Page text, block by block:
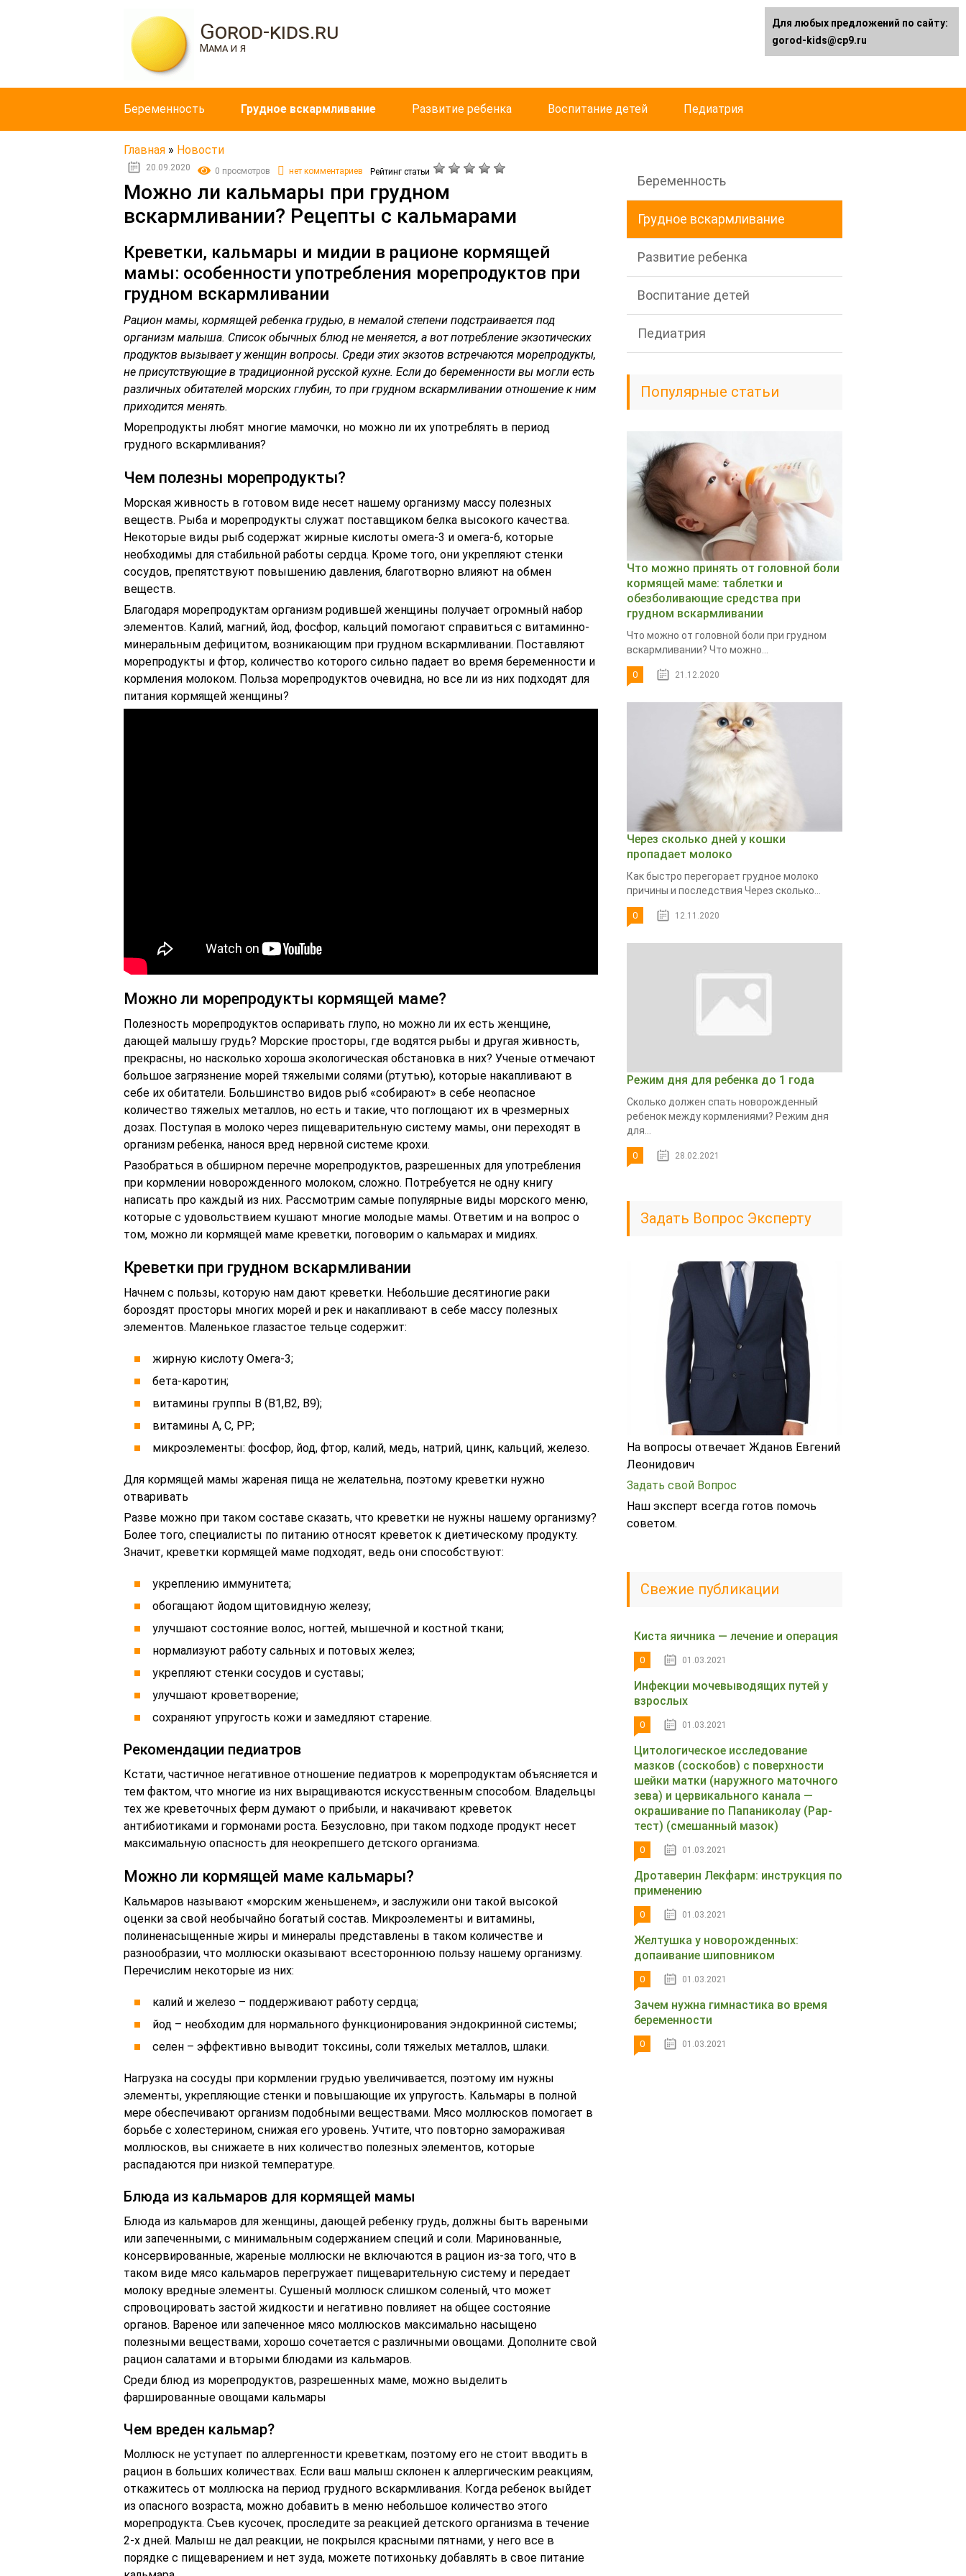
Gorod-kids.ru
Мама и я
Беременность Грудное вскармливание Развитие ребенка Воспитание детей Педиатрия
Главная » Новости
20.09.2020 0 просмотров нет комментариев Рейтинг статьи
Можно ли кальмары при грудном
вскармливании? Рецепты с кальмарами
Креветки, кальмары и мидии в рационе кормящей
мамы: особенности употребления морепродуктов при
грудном вскармливании
Рацион мамы, кормящей ребенка грудью, в немалой степени подстраивается под
организм малыша. Список обычных блюд не меняется, а вот потребление экзотических
продуктов вызывает у женщин вопросы. Среди этих экзотов встречаются морепродукты,
не присутствующие в традиционной русской кухне. Если до беременности вы могли есть
различных обитателей морских глубин, то при грудном вскармливании отношение к ним
приходится менять.
Морепродукты любят многие мамочки, но можно ли их употреблять в период
грудного вскармливания?
Чем полезны морепродукты?
Морская живность в готовом виде несет нашему организму массу полезных
веществ. Рыба и морепродукты служат поставщиком белка высокого качества.
Некоторые виды рыб содержат жирные кислоты омега-3 и омега-6, которые
необходимы для стабильной работы сердца. Кроме того, они укрепляют стенки
сосудов, препятствуют повышению давления, благотворно влияют на обмен
веществ.
Благодаря морепродуктам организм родившей женщины получает огромный набор
элементов. Калий, магний, йод, фосфор, кальций помогают справиться с витаминно-
минеральным дефицитом, возникающим при грудном вскармливании. Поставляют
морепродукты и фтор, количество которого сильно падает во время беременности и
кормления молоком. Польза морепродуктов очевидна, но все ли из них подходят для
питания кормящей женщины?
Можно ли морепродукты кормящей маме?
Полезность морепродуктов оспаривать глупо, но можно ли их есть женщине,
дающей малышу грудь? Морские просторы, где водятся рыбы и другая живность,
прекрасны, но насколько хороша экологическая обстановка в них? Ученые отмечают
большое загрязнение морей тяжелыми солями (ртутью), которые накапливают в
себе их обитатели. Большинство видов рыб «собирают» в себе неопасное
количество тяжелых металлов, но есть и такие, что поглощают их в чрезмерных
дозах. Поступая в молоко через пищеварительную систему мамы, они переходят в
организм ребенка, нанося вред нервной системе крохи.
Разобраться в обширном перечне морепродуктов, разрешенных для употребления
при кормлении новорожденного молоком, сложно. Потребуется не одну книгу
написать про каждый из них. Рассмотрим самые популярные виды морского меню,
которые с удовольствием кушают многие молодые мамы. Ответим и на вопрос о
том, можно ли кормящей маме креветки, поговорим о кальмарах и мидиях.
Креветки при грудном вскармливании
Начнем с пользы, которую нам дают креветки. Небольшие десятиногие раки
бороздят просторы многих морей и рек и накапливают в себе массу полезных
элементов. Маленькое глазастое тельце содержит:
жирную кислоту Омега-3;
бета-каротин;
витамины группы В (В1,В2, В9);
витамины А, С, РР;
микроэлементы: фосфор, йод, фтор, калий, медь, натрий, цинк, кальций, железо.
Для кормящей мамы жареная пища не желательна, поэтому креветки нужно
отваривать
Разве можно при таком составе сказать, что креветки не нужны нашему организму?
Более того, специалисты по питанию относят креветок к диетическому продукту.
Значит, креветки кормящей маме подходят, ведь они способствуют:
укреплению иммунитета;
обогащают йодом щитовидную железу;
улучшают состояние волос, ногтей, мышечной и костной ткани;
нормализуют работу сальных и потовых желез;
укрепляют стенки сосудов и суставы;
улучшают кроветворение;
сохраняют упругость кожи и замедляют старение.
Рекомендации педиатров
Кстати, частичное негативное отношение педиатров к морепродуктам объясняется и
тем фактом, что многие из них выращиваются искусственным способом. Владельцы
тех же креветочных ферм думают о прибыли, и накачивают креветок
антибиотиками и гормонами роста. Безусловно, при таком подходе продукт несет
максимальную опасность для неокрепшего детского организма.
Можно ли кормящей маме кальмары?
Кальмаров называют «морским женьшенем», и заслужили они такой высокой
оценки за свой необычайно богатый состав. Микроэлементы и витамины,
полиненасыщенные жиры и минералы представлены в таком количестве и
разнообразии, что моллюски оказывают всестороннюю пользу нашему организму.
Перечислим некоторые из них:
калий и железо – поддерживают работу сердца;
йод – необходим для нормального функционирования эндокринной системы;
селен – эффективно выводит токсины, соли тяжелых металлов, шлаки.
Нагрузка на сосуды при кормлении грудью увеличивается, поэтому им нужны
элементы, укрепляющие стенки и повышающие их упругость. Кальмары в полной
мере обеспечивают организм подобными веществами. Мясо моллюсков помогает в
борьбе с холестерином, снижая его уровень. Учтите, что повторно замораживая
моллюсков, вы снижаете в них количество полезных элементов, которые
распадаются при низкой температуре.
Блюда из кальмаров для кормящей мамы
Блюда из кальмаров для женщины, дающей ребенку грудь, должны быть вареными
или запеченными, с минимальным содержанием специй и соли. Маринованные,
консервированные, жареные моллюски не включаются в рацион из-за того, что в
таком виде мясо кальмаров перегружает пищеварительную систему и передает
молоку вредные элементы. Сушеный моллюск слишком соленый, что может
спровоцировать застой жидкости и негативно повлияет на общее состояние
органов. Вареное или запеченное мясо моллюсков максимально насыщено
полезными веществами, хорошо сочетается с различными овощами. Дополните свой
рацион салатами и вторыми блюдами из кальмаров.
Среди блюд из морепродуктов, разрешенных маме, можно выделить
фаршированные овощами кальмары
Чем вреден кальмар?
Моллюск не уступает по аллергенности креветкам, поэтому его не стоит вводить в
рацион в больших количествах. Если ваш малыш склонен к аллергическим реакциям,
откажитесь от моллюска на период грудного вскармливания. Когда ребенок выйдет
из опасного возраста, можно добавить в меню небольшое количество этого
морепродукта. Съев кусочек, проследите за реакцией детского организма в течение
2-х дней. Малыш не дал реакции, не покрылся красными пятнами, у него все в
порядке с пищеварением и нет зуда, можете потихоньку добавлять в свое питание
Беременность
Грудное вскармливание
Развитие ребенка
Воспитание детей
Педиатрия
Популярные статьи
Что можно принять от головной боли
кормящей маме: таблетки и
обезболивающие средства при
грудном вскармливании
Что можно от головной боли при грудном
вскармливании? Что можно...
0 21.12.2020
Через сколько дней у кошки
пропадает молоко
Как быстро перегорает грудное молоко
причины и последствия Через сколько...
0 12.11.2020
Режим дня для ребенка до 1 года
Сколько должен спать новорожденный
ребенок между кормлениями? Режим дня
для...
0 28.02.2021
Задать Вопрос Эксперту
На вопросы отвечает Жданов Евгений
Леонидович
Задать свой Вопрос
Наш эксперт всегда готов помочь
советом.
Свежие публикации
Киста яичника — лечение и операция
0 01.03.2021
Инфекции мочевыводящих путей у
взрослых
0 01.03.2021
Цитологическое исследование
мазков (соскобов) с поверхности
шейки матки (наружного маточного
зева) и цервикального канала —
окрашивание по Папаниколау (Рар-
тест) (смешанный мазок)
0 01.03.2021
Дротаверин Лекфарм: инструкция по
применению
0 01.03.2021
Желтушка у новорожденных:
допаивание шиповником
0 01.03.2021
Зачем нужна гимнастика во время
беременности
0 01.03.2021
Для любых предложений по сайту:
gorod-kids@cp9.ru